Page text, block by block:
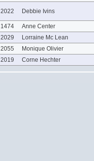
2022 Debbie Ivins
1474
Anne Center
2029
Lorraine Mc Lean
2055
Monique Olivier
2019 Corne Hechter